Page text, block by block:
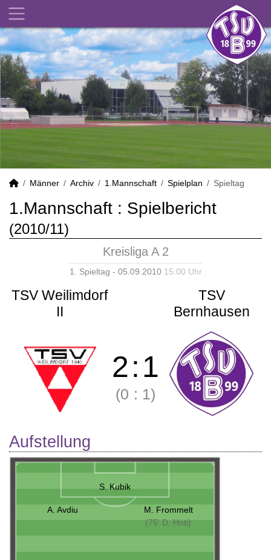
Männer Archiv 1.Mannschaft Spielplan Spieltag
1.Mannschaft : Spielbericht
(2010/11)
Kreisliga A 2
1. Spieltag - 05.09.2010 15:00 Uhr
TSV Weilimdorf
II
TSV
Bernhausen
2:1
(0 : 1)
Aufstellung
S. Kubik
A. Avdiu
M. Frommelt
(75' D. Hoti)